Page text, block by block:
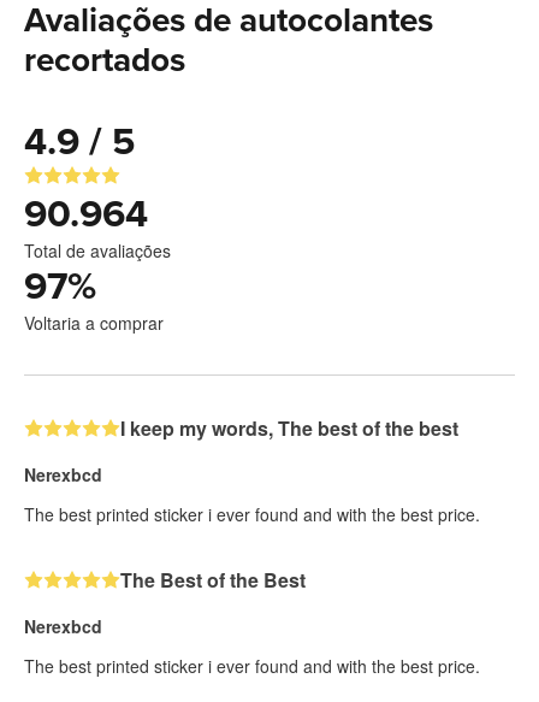
Avaliações de autocolantes
recortados
4.9 / 5
90.964
Total de avaliações
97%
Voltaria a comprar
I keep my words, The best of the best
Nerexbcd
The best printed sticker i ever found and with the best price.
The Best of the Best
Nerexbcd
The best printed sticker i ever found and with the best price.